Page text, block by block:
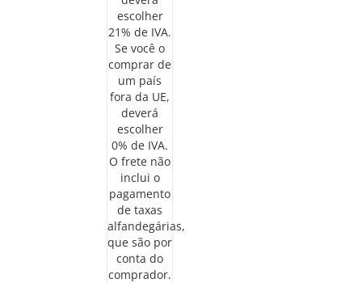
escolher
21% de IVA.
Se você o
comprar de
um país
fora da UE,
deverá
escolher
0% de IVA.
O frete não
inclui o
pagamento
de taxas
alfandegárias,
que são por
conta do
comprador.